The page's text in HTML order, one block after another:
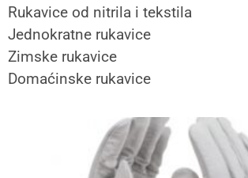
Rukavice od nitrila i tekstila
Jednokratne rukavice
Zimske rukavice
Domaćinske rukavice